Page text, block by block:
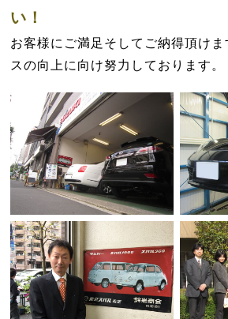
い！
お客様にご満足そしてご納得頂け
スの向上に向け努力しております。